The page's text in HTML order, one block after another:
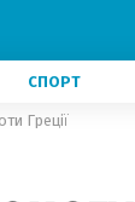
СПОРТ
Греції